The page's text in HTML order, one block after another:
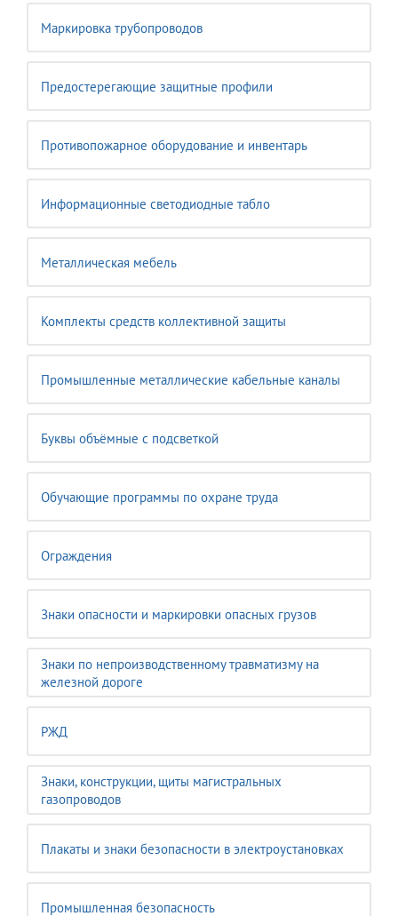
Маркировка трубопроводов
Предостерегающие защитные профили
Противопожарное оборудование и инвентарь
Информационные светодиодные табло
Металлическая мебель
Комплекты средств коллективной защиты
Промышленные металлические кабельные каналы
Буквы объёмные с подсветкой
Обучающие программы по охране труда
Ограждения
Знаки опасности и маркировки опасных грузов
Знаки по непроизводственному травматизму на
железной дороге
РЖД
Знаки, конструкции, щиты магистральных
газопроводов
Плакаты и знаки безопасности в электроустановках
Промышленная безопасность